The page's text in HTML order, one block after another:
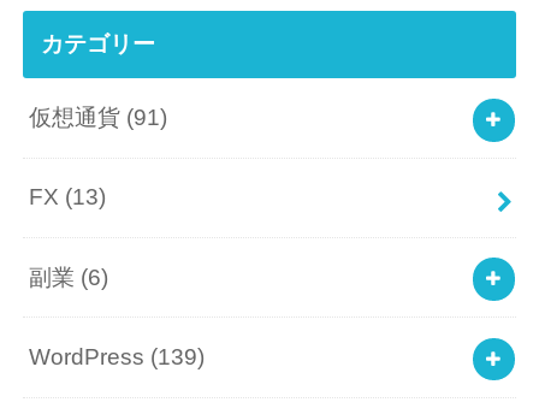
カテゴリー
仮想通貨 (91)
FX (13)
副業 (6)
WordPress (139)